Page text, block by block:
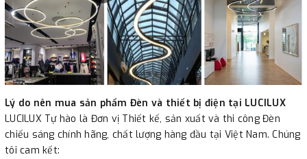
Lý do nên mua sản phẩm Đèn và thiết bị điện tại LUCILUX
LUCILUX Tự hào là Đơn vị Thiết kế, sản xuất và thi công Đèn
chiếu sáng chính hãng, chất lượng hàng đầu tại Việt Nam. Chúng
tôi cam kết: